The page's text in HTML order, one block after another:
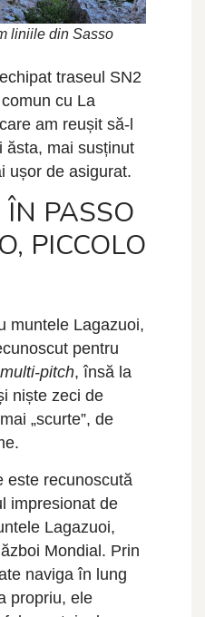
liniile din Sasso
traseul SN2
cu La
am reușit să-l
ăsta, mai susținut
ușor de asigurat.
PASSO
PICCOLO
muntele Lagazuoi,
pentru
multi-pitch, însă la
niște zeci de
„scurte”, de
este recunoscută
impresionat de
Lagazuoi,
Mondial. Prin
naviga în lung
propriu, ele